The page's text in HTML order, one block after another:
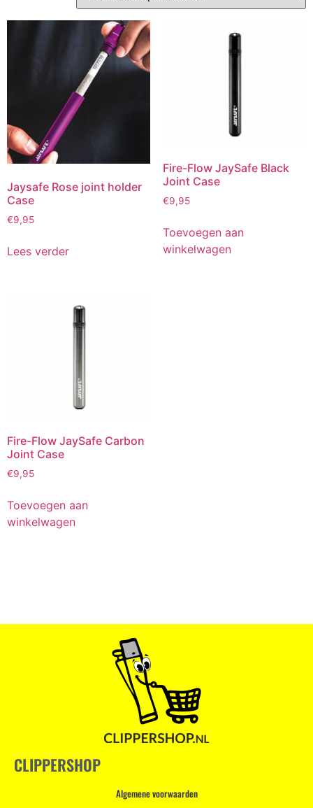
Jaysafe Rose joint holder
Case
€9,95
Lees verder
Fire-Flow JaySafe Black
Joint Case
€9,95
Toevoegen aan
winkelwagen
Fire-Flow JaySafe Carbon
Joint Case
€9,95
Toevoegen aan
winkelwagen
CLIPPERSHOP
Algemene voorwaarden